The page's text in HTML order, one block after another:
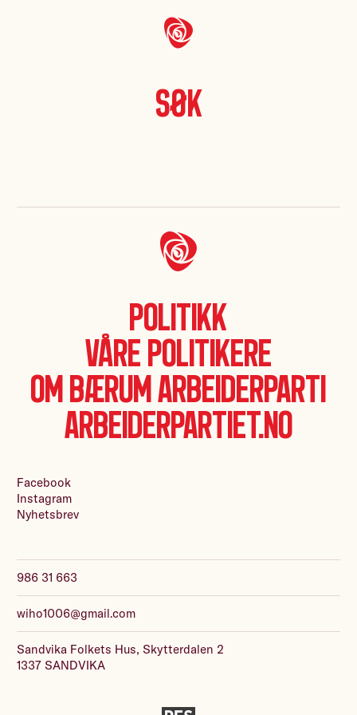
Søk
Politikk
Våre politikere
Om Bærum Arbeiderparti
Arbeiderpartiet.no
986 31 663
wiho1006@gmail.com
Sandvika Folkets Hus, Skytterdalen 2
1337 SANDVIKA
Facebook
Instagram
Nyhetsbrev